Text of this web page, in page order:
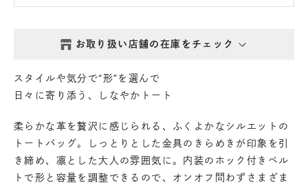
お取り扱い店舗の在庫をチェック
西新井本店 - 在庫 - △
- 在庫 - △
スタイルや気分で“形”を選んで
日々に寄り添う、しなやかトート
柔らかな革を贅沢に感じられる、ふくよかなシルエットの
トートバッグ。しっとりとした金具のきらめきが印象を引
き締め、凛とした大人の雰囲気に。内装のホック付きベル
トで形と容量を調整できるので、オンオフ問わずさまざま